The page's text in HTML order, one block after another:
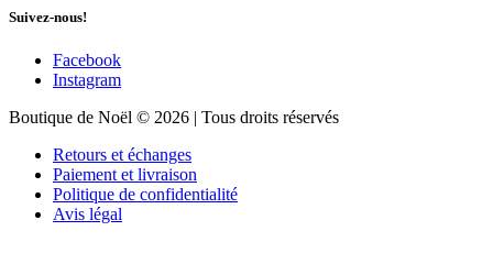
Suivez-nous!
Facebook
Instagram
Boutique de Noël © 2026 | Tous droits réservés
Retours et échanges
Paiement et livraison
Politique de confidentialité
Avis légal